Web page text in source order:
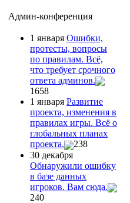
Админ-конференция
1 января Ошибки,
протесты, вопросы
по правилам. Всё,
что требует срочного
ответа админов.
1658
1 января Развитие
проекта, изменения в
правилах игры. Всё о
глобальных планах
проекта.
238
30 декабря
Обнаружили ошибку
в базе данных
игроков. Вам сюда.
240